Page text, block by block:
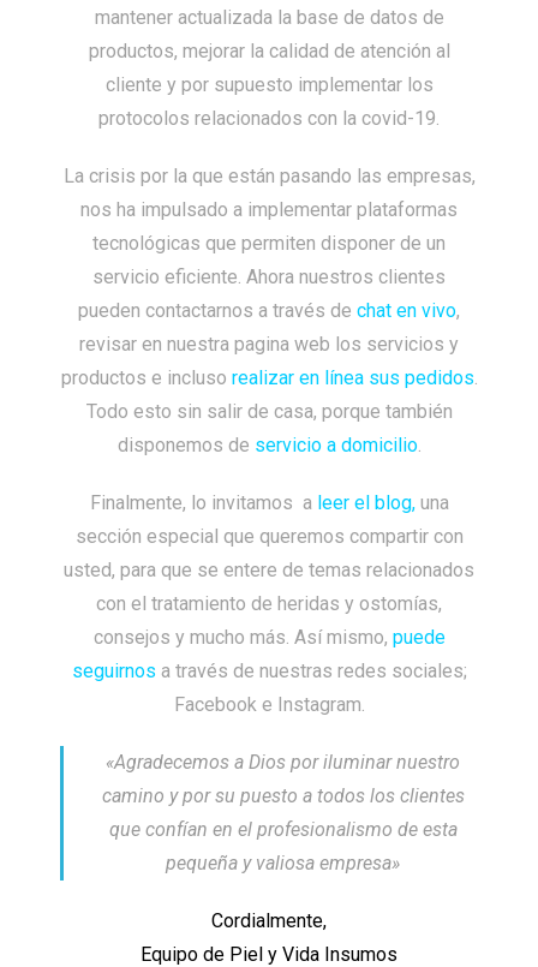
mantener actualizada la base de datos de
productos, mejorar la calidad de atención al
cliente y por supuesto implementar los
protocolos relacionados con la covid-19.
La crisis por la que están pasando las empresas,
nos ha impulsado a implementar plataformas
tecnológicas que permiten disponer de un
servicio eficiente. Ahora nuestros clientes
pueden contactarnos a través de chat en vivo,
revisar en nuestra pagina web los servicios y
productos e incluso realizar en línea sus pedidos.
Todo esto sin salir de casa, porque también
disponemos de servicio a domicilio.
Finalmente, lo invitamos a leer el blog,una
sección especial que queremos compartir con
usted, para que se entere de temas relacionados
con el tratamiento de heridas y ostomías,
consejos y mucho más. Así mismo, puede
seguirnos a través de nuestras redes sociales;
Facebook e Instagram.
«Agradecemos a Dios por iluminar nuestro
camino y por su puesto a todos los clientes
que confían en el profesionalismo de esta
pequeña y valiosa empresa»
Cordialmente,
Equipo de Piel y Vida Insumos